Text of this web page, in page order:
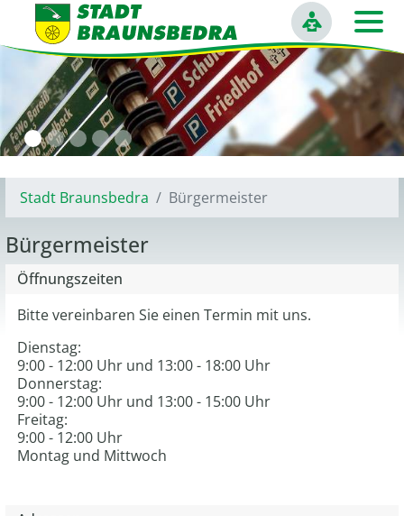
Seite
Stadt Braunsbedra Bürgermeister
Bürgermeister
Öffnungszeiten
Bitte vereinbaren Sie einen Termin mit uns.
Dienstag:
9:00 - 12:00 Uhr und 13:00 - 18:00 Uhr
Donnerstag:
9:00 - 12:00 Uhr und 13:00 - 15:00 Uhr
Freitag:
9:00 - 12:00 Uhr
Montag und Mittwoch